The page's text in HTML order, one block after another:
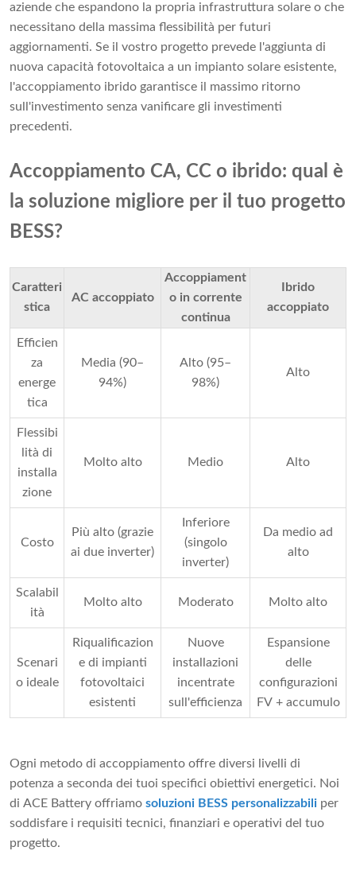
aziende che espandono la propria infrastruttura solare o che
necessitano della massima flessibilità per futuri
aggiornamenti. Se il vostro progetto prevede l'aggiunta di
nuova capacità fotovoltaica a un impianto solare esistente,
l'accoppiamento ibrido garantisce il massimo ritorno
sull'investimento senza vanificare gli investimenti
precedenti.
Accoppiamento CA, CC o ibrido: qual è
la soluzione migliore per il tuo progetto
BESS?
Caratteri
stica
AC accoppiato
Accoppiament
o in corrente
continua
Ibrido
accoppiato
Efficien
za
energe
tica
Media (90–
94%)
Alto (95–
98%)
Alto
Flessibi
lità di
installa
zione
Molto alto Medio Alto
Costo
Più alto (grazie
ai due inverter)
Inferiore
(singolo
inverter)
Da medio ad
alto
Scalabil
ità
Molto alto Moderato Molto alto
Scenari
o ideale
Riqualificazion
e di impianti
fotovoltaici
esistenti
Nuove
installazioni
incentrate
sull'efficienza
Espansione
delle
configurazioni
FV + accumulo
Ogni metodo di accoppiamento offre diversi livelli di
potenza a seconda dei tuoi specifici obiettivi energetici. Noi
di ACE Battery offriamo soluzioni BESS personalizzabili per
soddisfare i requisiti tecnici, finanziari e operativi del tuo
progetto.